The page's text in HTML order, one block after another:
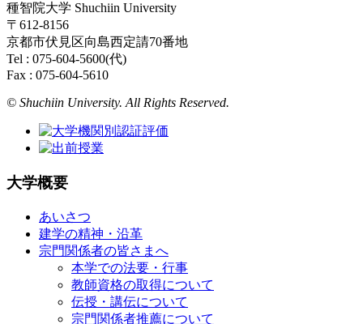
種智院大学 Shuchiin University
〒612-8156
京都市伏見区向島西定請70番地
Tel : 075-604-5600(代)
Fax : 075-604-5610
© Shuchiin University. All Rights Reserved.
大学概要
あいさつ
建学の精神・沿革
宗門関係者の皆さまへ
本学での法要・行事
教師資格の取得について
伝授・講伝について
宗門関係者推薦について